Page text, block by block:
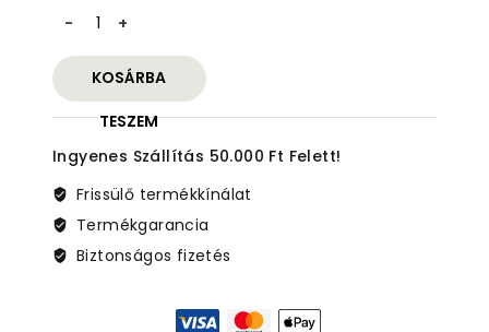
Smith
Wesson
M&P
15-
Sport
karabély
–
.22
KOSÁRBA
TESZEM
Ingyenes Szállítás 50.000 Ft Felett!
Frissülő termékkínálat
Termékgarancia
Biztonságos fizetés